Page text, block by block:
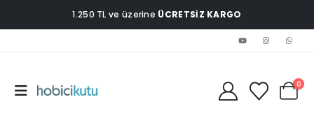
1.250 TL ve üzerine ÜCRETSİZ KARGO
0